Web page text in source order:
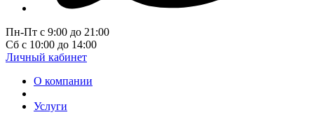
Пн-Пт с 9:00 до 21:00
Сб с 10:00 до 14:00
Личный кабинет
О компании
Услуги